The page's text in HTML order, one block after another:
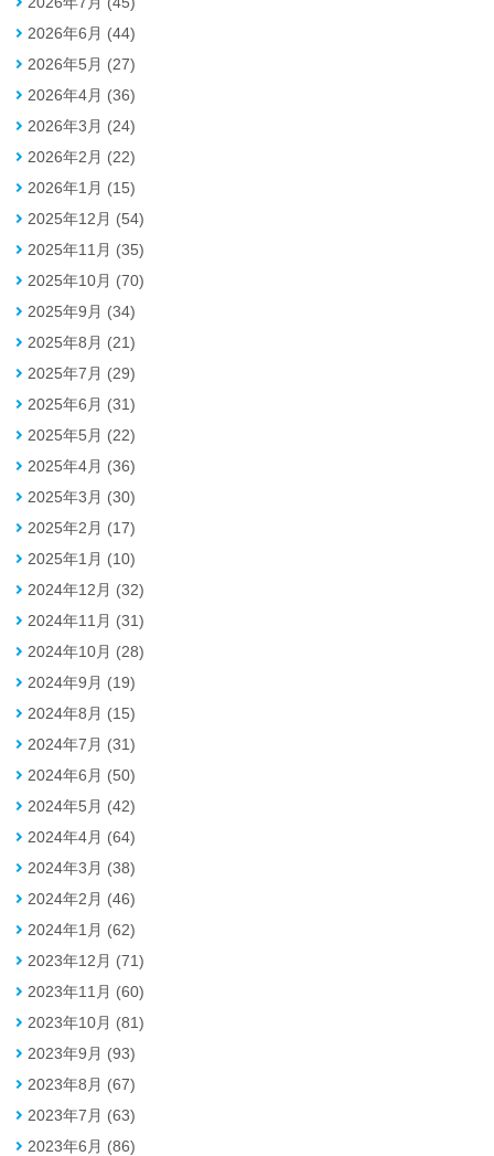
2026年6月 (44)
2026年5月 (27)
2026年4月 (36)
2026年3月 (24)
2026年2月 (22)
2026年1月 (15)
2025年12月 (54)
2025年11月 (35)
2025年10月 (70)
2025年9月 (34)
2025年8月 (21)
2025年7月 (29)
2025年6月 (31)
2025年5月 (22)
2025年4月 (36)
2025年3月 (30)
2025年2月 (17)
2025年1月 (10)
2024年12月 (32)
2024年11月 (31)
2024年10月 (28)
2024年9月 (19)
2024年8月 (15)
2024年7月 (31)
2024年6月 (50)
2024年5月 (42)
2024年4月 (64)
2024年3月 (38)
2024年2月 (46)
2024年1月 (62)
2023年12月 (71)
2023年11月 (60)
2023年10月 (81)
2023年9月 (93)
2023年8月 (67)
2023年7月 (63)
2023年6月 (86)